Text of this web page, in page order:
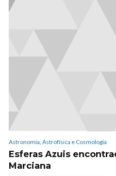
Astronomia, Astrofísica e Cosmologia
Esferas Azuis
Marciana